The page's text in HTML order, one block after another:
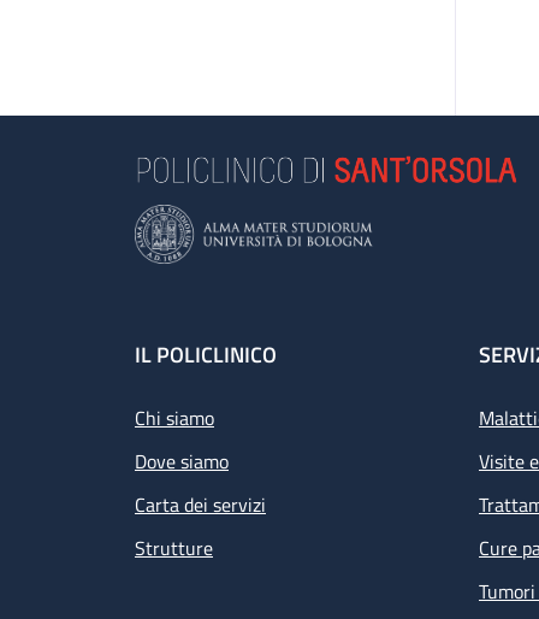
Footer
IL POLICLINICO
Chi siamo
Dove siamo
Carta dei servizi
Strutture
Visite
Cure